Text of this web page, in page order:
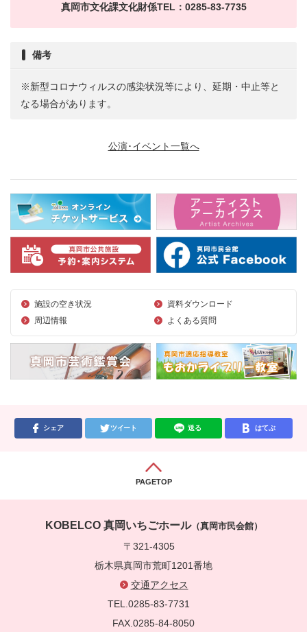
真岡市文化課文化財係TEL：0285-83-7735
備考
※新型コロナウィルスの感染状況等により、延期・中止等と
なる場合があります。
公演･イベント一覧へ
施設の空き状況
資料ダウンロード
周辺情報
よくある質問
シェア ツイート 送る はてぶ
PAGETOP
KOBELCO 真岡いちごホール（真岡市民会館）
〒321-4305
栃木県真岡市荒町1201番地
交通アクセス
TEL.0285-83-7731
FAX.0285-84-8050